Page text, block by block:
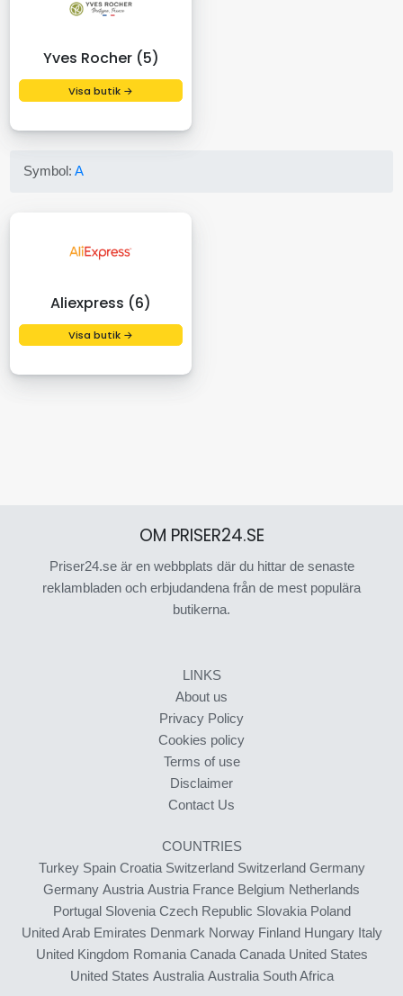
Yves Rocher (5)
Visa butik →
Symbol:A
Aliexpress (6)
Visa butik →
OM PRISER24.SE
Priser24.se är en webbplats där du hittar de senaste
reklambladen och erbjudandena från de mest populära
butikerna.
LINKS
About us
Privacy Policy
Cookies policy
Terms of use
Disclaimer
Contact Us
COUNTRIES
Turkey Spain Croatia Switzerland Switzerland Germany
Germany Austria Austria France Belgium Netherlands
Portugal Slovenia Czech Republic Slovakia Poland
United Arab Emirates Denmark Norway Finland Hungary Italy
United Kingdom Romania Canada Canada United States
United States Australia Australia South Africa